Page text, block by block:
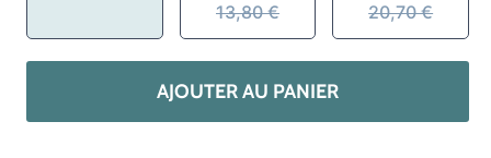
13,80 €
20,70 €
AJOUTER AU PANIER